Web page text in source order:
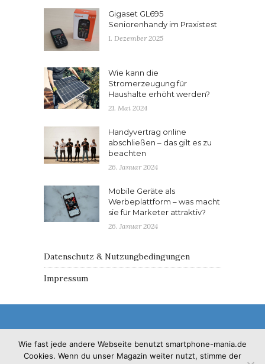
Gigaset GL695
Seniorenhandy im Praxistest
1. Dezember 2025
Wie kann die
Stromerzeugung für
Haushalte erhöht werden?
21. Mai 2024
Handyvertrag online
abschließen – das gilt es zu
beachten
26. Januar 2024
Mobile Geräte als
Werbeplattform – was macht
sie für Marketer attraktiv?
26. Januar 2024
Datenschutz & Nutzungbedingungen
Impressum
© 2017 - Solo Pine. All Rights Reserved. Designed &
Wie fast jede andere Webseite benutzt smartphone-mania.de
Cookies. Wenn du unser Magazin weiter nutzt, stimme der